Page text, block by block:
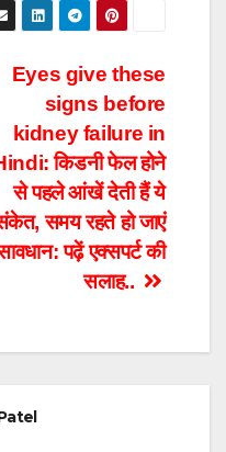
Eyes give these
signs before
kidney failure in
किडनी फेल होने
से पहले आंखें देती हैं ये
समय रहते हो जाएं
पढ़ें एक्सपर्ट की
सलाह..